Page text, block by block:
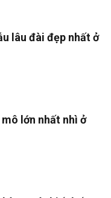
lâu đài đẹp nhất ở
lớn nhất nhì ở